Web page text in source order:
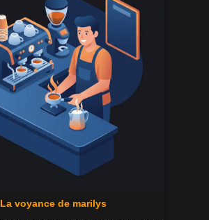
La voyance de marilys